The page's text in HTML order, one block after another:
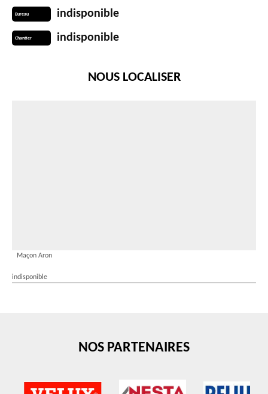
Bureau indisponible
Chantier indisponible
NOUS LOCALISER
Maçon Aron
indisponible
NOS PARTENAIRES